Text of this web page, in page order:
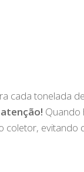
cada tonelada
Quando
coletor, evitando